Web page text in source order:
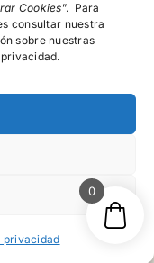
Cookies”. Para
consultar nuestra
sobre nuestras
privacidad
Salamanca
0